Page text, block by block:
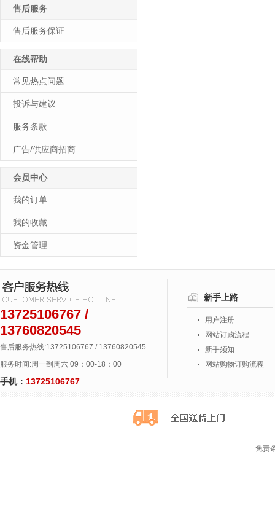
售后服务
售后服务保证
在线帮助
常见热点问题
投诉与建议
服务条款
广告/供应商招商
会员中心
我的订单
我的收藏
资金管理
13725106767 /
13760820545
售后服务热线:13725106767 / 13760820545
服务时间:周一到周六 09：00-18：00
手机： 13725106767
新手上路
用户注册
网站订购流程
新手须知
网站购物订购流程
免责